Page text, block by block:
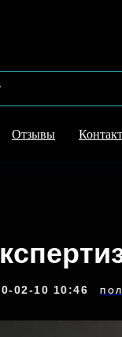
Отзывы
02-10 10:46